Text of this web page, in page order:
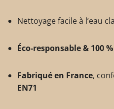
Nettoyage facile à l’eau
Éco-responsable & 100
Fabriqué en France,
EN71